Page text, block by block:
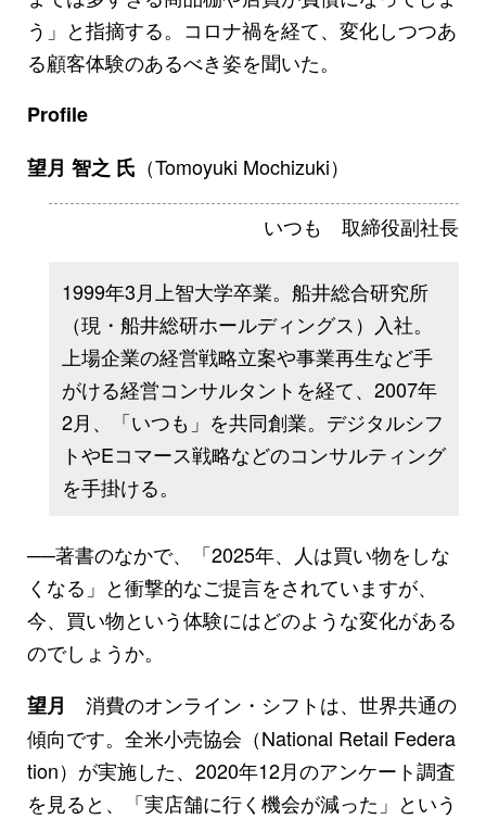
う」と指摘する。コロナ禍を経て、変化しつつあ
る顧客体験のあるべき姿を聞いた。
Profile
望月 智之 氏 （Tomoyuki Mochizuki）
いつも 取締役副社長
1999年3月上智大学卒業。船井総合研究所
（現・船井総研ホールディングス）入社。
上場企業の経営戦略立案や事業再生など手
がける経営コンサルタントを経て、2007年
2月、「いつも」を共同創業。デジタルシフ
トやEコマース戦略などのコンサルティング
を手掛ける。
──著書のなかで、「2025年、人は買い物をしな
くなる」と衝撃的なご提言をされていますが、
今、買い物という体験にはどのような変化がある
のでしょうか。
望月
消費のオンライン・シフトは、世界共通の
傾向です。全米小売協会（National Retail Federa
tion）が実施した、2020年12月のアンケート調査
を見ると、「実店舗に行く機会が減った」という